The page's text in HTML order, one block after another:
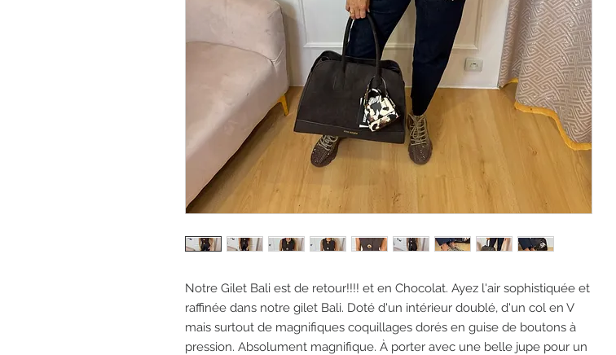
Notre Gilet Bali est de retour!!!! et en Chocolat. Ayez l'air sophistiquée et
raffinée dans notre gilet Bali. Doté d'un intérieur doublé, d'un col en V
mais surtout de magnifiques coquillages dorés en guise de boutons à
pression. Absolument magnifique. À porter avec une belle jupe pour un